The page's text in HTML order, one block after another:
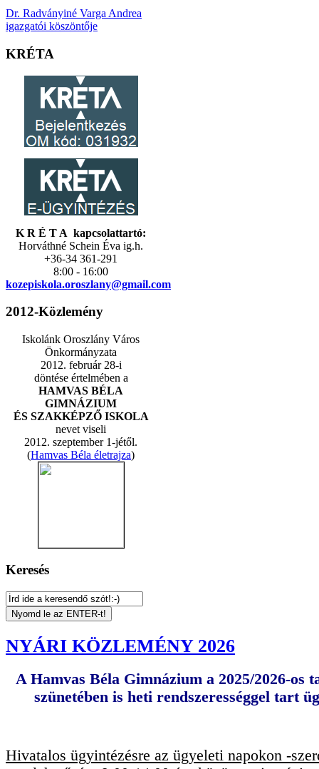
Dr. Radványiné Varga Andrea
igazgatói köszöntője
KRÉTA
K R É T A kapcsolattartó:
Horváthné Schein Éva ig.h.
+36-34 361-291
8:00 - 16:00
kozepiskola.oroszlany@gmail.com
2012-Közlemény
Iskolánk Oroszlány Város
Önkormányzata
2012. február 28-i
döntése értelmében a
HAMVAS BÉLA
GIMNÁZIUM
ÉS SZAKKÉPZŐ ISKOLA
nevet viseli
2012. szeptember 1-jétől.
(Hamvas Béla életrajza)
Keresés
NYÁRI KÖZLEMÉNY 2026
A Hamvas Béla Gimnázium a 2025/2026-os
szünetében is heti rendszerességgel tart
Hivatalos ügyintézésre az ügyeleti napokon -